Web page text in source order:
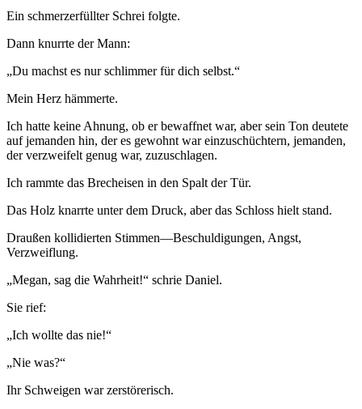
Ein schmerzerfüllter Schrei folgte.
Dann knurrte der Mann:
„Du machst es nur schlimmer für dich selbst.“
Mein Herz hämmerte.
Ich hatte keine Ahnung, ob er bewaffnet war, aber sein Ton deutete
auf jemanden hin, der es gewohnt war einzuschüchtern, jemanden,
der verzweifelt genug war, zuzuschlagen.
Ich rammte das Brecheisen in den Spalt der Tür.
Das Holz knarrte unter dem Druck, aber das Schloss hielt stand.
Draußen kollidierten Stimmen—Beschuldigungen, Angst,
Verzweiflung.
„Megan, sag die Wahrheit!“ schrie Daniel.
Sie rief:
„Ich wollte das nie!“
„Nie was?“
Ihr Schweigen war zerstörerisch.